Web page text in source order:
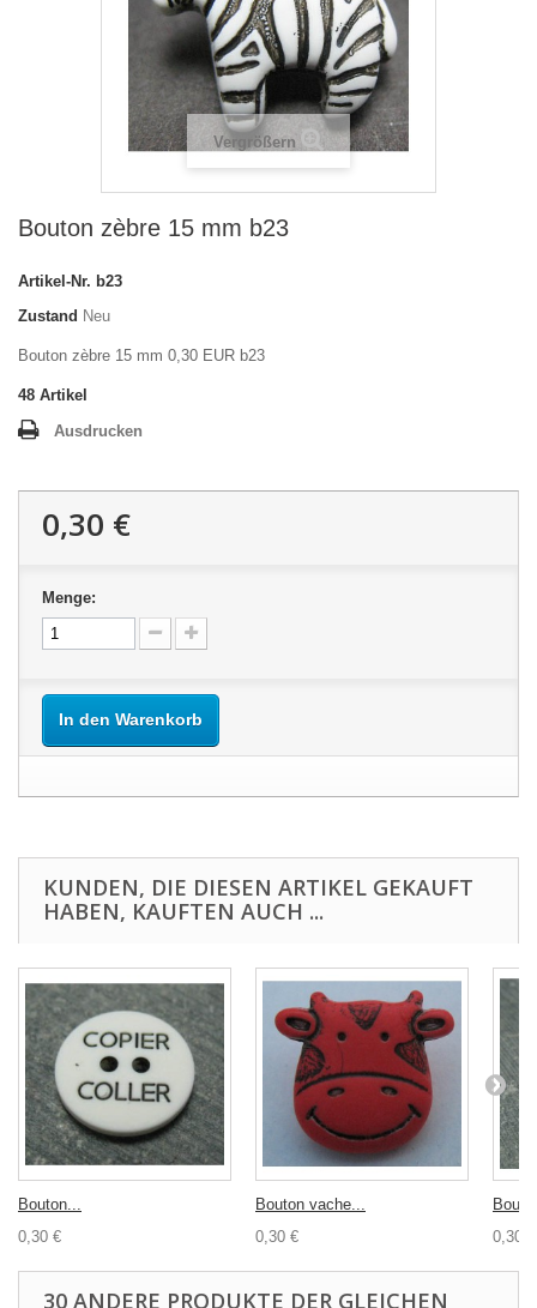
Vergrößern
Bouton zèbre 15 mm b23
Artikel-Nr. b23
Zustand Neu
Bouton zèbre 15 mm 0,30 EUR b23
48 Artikel
Ausdrucken
0,30 €
Menge:
In den Warenkorb
KUNDEN, DIE DIESEN ARTIKEL GEKAUFT
HABEN, KAUFTEN AUCH ...
Bouton...
0,30 €
Bouton vache...
0,30 €
0,30 €
30 ANDERE PRODUKTE DER GLEICHEN